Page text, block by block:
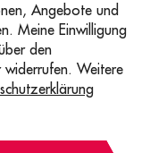
Angebote und
Meine Einwilligung
den
widerrufen. Weitere